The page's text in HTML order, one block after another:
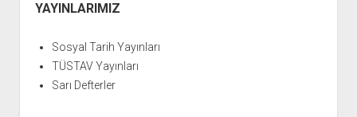
YAYINLARIMIZ
Sosyal Tarih Yayınları
TÜSTAV Yayınları
Sarı Defterler